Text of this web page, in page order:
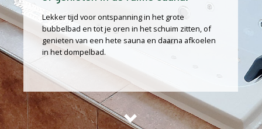
Lekker tijd voor ontspanning in het grote
bubbelbad en tot je oren in het schuim zitten, of
genieten van een hete sauna en daarna afkoelen
in het dompelbad.